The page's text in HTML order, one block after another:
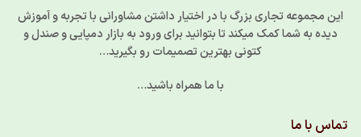
این مجموعه تجاری بزرگ با در اختیار داشتن مشاورانی با تجربه و آموزش
دیده به شما کمک میکند تا بتوانید برای ورود به بازار دمپایی و صندل و
کتونی بهترین تصمیمات رو بگیرید…
با ما همراه باشید…
تماس با ما